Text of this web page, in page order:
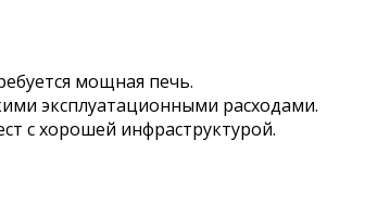
мощная печь.
эксплуатационными расходами.
с хорошей инфраструктурой.